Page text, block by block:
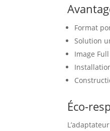
Format
Solution
Image
Éco-